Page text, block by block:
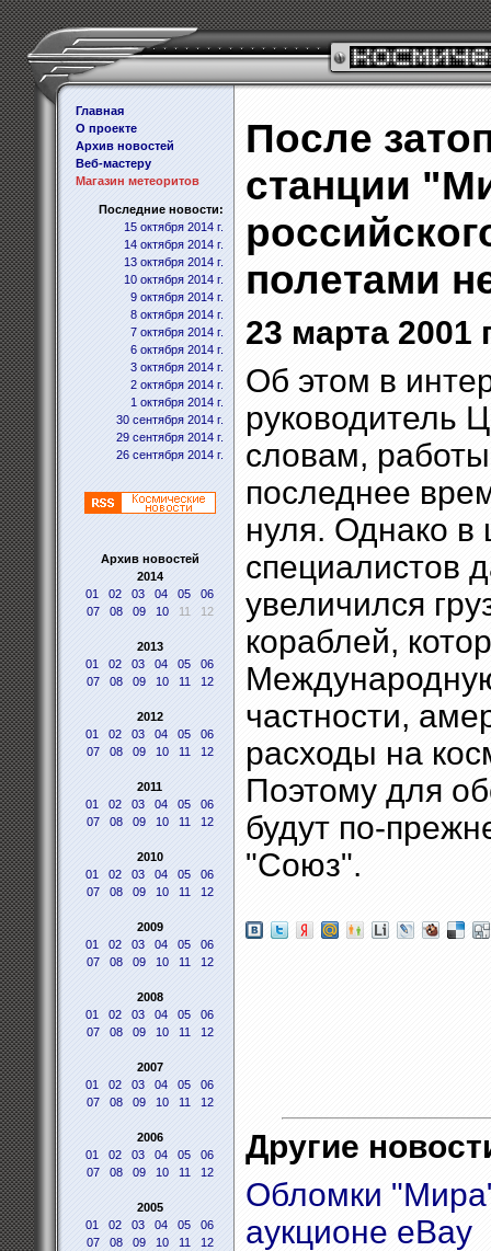
Главная
О проекте
Архив новостей
Веб-мастеру
Магазин метеоритов
Последние новости:
15 октября 2014 г.
14 октября 2014 г.
13 октября 2014 г.
10 октября 2014 г.
9 октября 2014 г.
8 октября 2014 г.
7 октября 2014 г.
6 октября 2014 г.
3 октября 2014 г.
2 октября 2014 г.
1 октября 2014 г.
30 сентября 2014 г.
29 сентября 2014 г.
26 сентября 2014 г.
Архив новостей
2014
01
02 03 04 05
06
07
08 09 10 11 12
2013
01
02 03 04 05
06
07
08 09 10 11 12
2012
01
02 03 04 05
06
07
08 09 10 11 12
2011
01
02 03 04 05
06
07
08 09 10 11 12
2010
01
02 03 04 05
06
07
08 09 10 11 12
2009
01
02 03 04 05
06
07
08 09 10 11 12
2008
01
02 03 04 05
06
07
08 09 10 11 12
2007
01
02 03 04 05
06
07
08 09 10 11 12
2006
01
02 03 04 05
06
07
08 09 10 11 12
2005
01
02 03 04 05
06
07
08 09 10 11 12
После
станции
полетами
23 марта 2001
Об этом в
руководитель
словам,
последнее
нуля. Однако
специалистов
увеличился
кораблей,
частности,
расходы на
Поэтому для
будут по-
"Союз".
Другие
Обломки
аукционе eBay